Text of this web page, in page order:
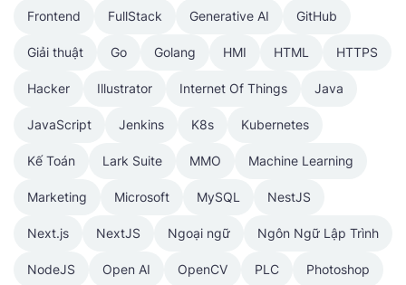
Frontend FullStack Generative AI GitHub
Giải thuật Go Golang HMI HTML HTTPS
Hacker Illustrator Internet Of Things Java
JavaScript Jenkins K8s Kubernetes
Kế Toán Lark Suite MMO Machine Learning
Marketing Microsoft MySQL NestJS
Next.js NextJS Ngoại ngữ Ngôn Ngữ Lập Trình
NodeJS Open AI OpenCV PLC Photoshop